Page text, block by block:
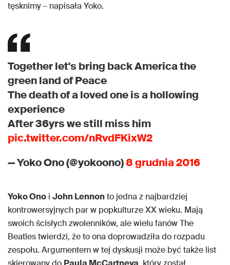
tęsknimy – napisała Yoko.
Together let's bring back America the
green land of Peace
The death of a loved one is a hollowing
experience
After 36yrs we still miss him
pic.twitter.com/nRvdFKixW2
— Yoko Ono (@yokoono)8 grudnia 2016
Yoko Ono i John Lennonto jedna z najbardziej
kontrowersyjnych par w popkulturze XX wieku. Mają
swoich ścisłych zwolenników, ale wielu fanów The
Beatles twierdzi, że to ona doprowadziła do rozpadu
zespołu. Argumentem w tej dyskusji może być także list